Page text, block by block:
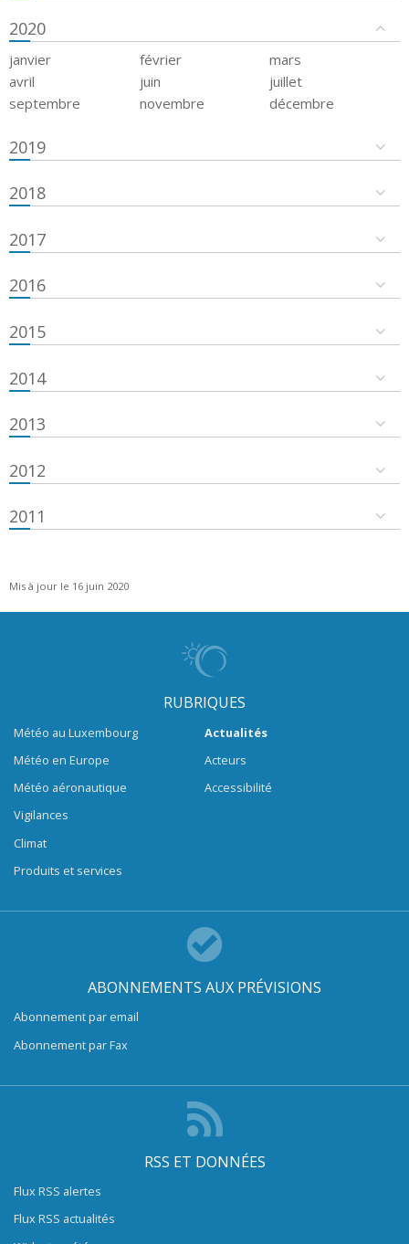
2020
janvier février
mars
avril
juin
juillet
septembre
novembre décembre
2019
2018
2017
2016
2015
2014
2013
2012
2011
Mis à jour le 16 juin 2020
RUBRIQUES
Météo au Luxembourg
Météo en Europe
Météo aéronautique
Vigilances
Climat
Produits et services
Actualités
Acteurs
Accessibilité
ABONNEMENTS AUX PRÉVISIONS
Abonnement par email
Abonnement par Fax
RSS ET DONNÉES
Flux RSS alertes
Flux RSS actualités